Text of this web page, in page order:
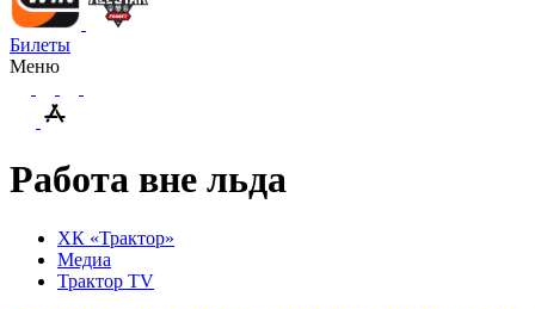
Билеты
Меню
Работа вне льда
ХК «Трактор»
Медиа
Трактор TV